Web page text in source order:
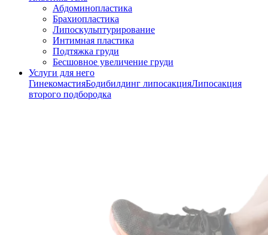
Абдоминопластика
Брахиопластика
Липоскульптурирование
Интимная пластика
Подтяжка груди
Бесшовное увеличение груди
Услуги для него
ГинекомастияБодибилдинг липосакцияЛипосакция
второго подбородка